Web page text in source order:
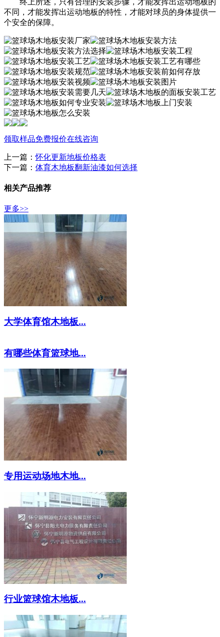
不同，才能发挥出运动地板的特性，才能对球员的身体提供一
个安全的保障。
领取样品免费报价在线咨询
上一篇：怀化更新地板价格表
下一篇： 体育木地板翻新油漆如何选择
相关产品推荐
更多>>
大学体育馆木地板...
有哪些体育篮球地...
专用运动场地木地...
行业篮球馆木地板...